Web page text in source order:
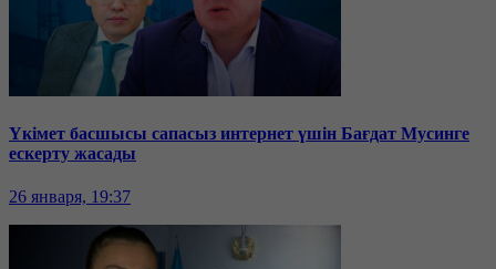
Үкімет басшысы сапасыз интернет үшін Бағдат Мусинге
ескерту жасады
26 января, 19:37